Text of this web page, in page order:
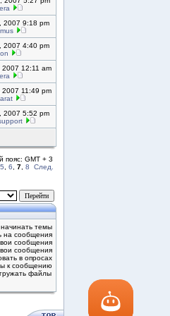
2007 9:18 pm
2007 4:40 pm
12:11 am
11:49 pm
2007 5:52 pm
пояс: GMT + 3
5 6 7 8
След.
начинать темы
на сообщения
сообщения
сообщения
в опросах
к сообщению
файлы